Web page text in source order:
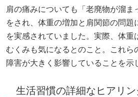
肩の痛みについても「老廃物が溜ま
をされ、体重の増加と肩関節の問題
を実感されていました。実際、体重
むくみも気になるとのこと。これら
障害が大きく影響していることを示
生活習慣の詳細なヒアリン